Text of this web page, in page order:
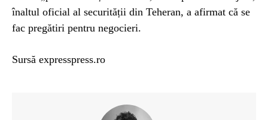
înaltul oficial al securității din Teheran, a afirmat că se
fac pregătiri pentru negocieri.
Sursă expresspress.ro